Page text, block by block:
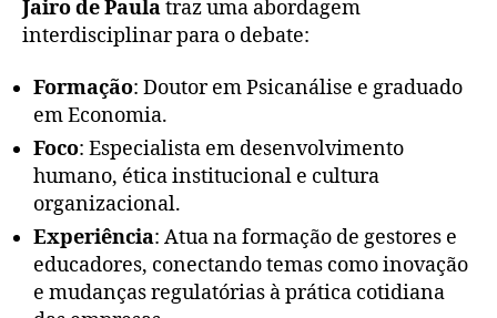
Jairo de Paulatraz uma abordagem
interdisciplinar para o debate:
Formação: Doutor em Psicanálise e graduado
em Economia.
Foco: Especialista em desenvolvimento
humano, ética institucional e cultura
organizacional.
Experiência: Atua na formação de gestores e
educadores, conectando temas como inovação
e mudanças regulatórias à prática cotidiana